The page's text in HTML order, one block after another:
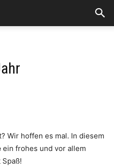
Wir hoffen es mal. In diesem
ein frohes und vor allem